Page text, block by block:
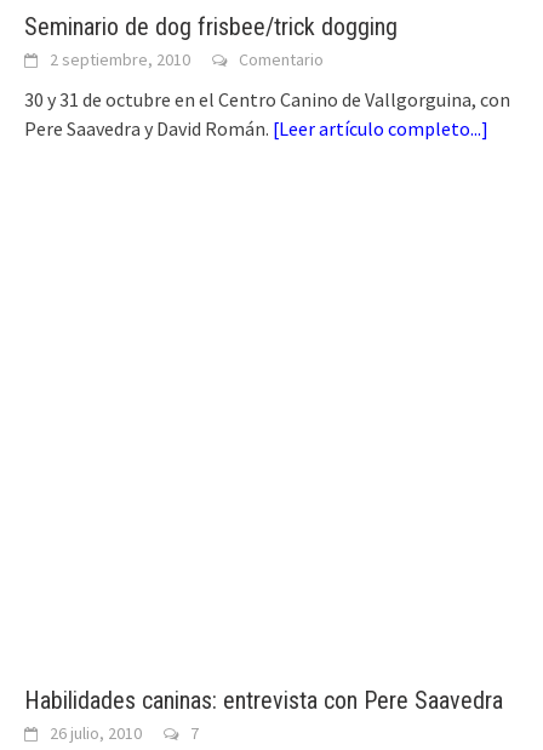
Seminario de dog frisbee/trick dogging
2 septiembre, 2010 Comentario
30 y 31 de octubre en el Centro Canino de Vallgorguina, con
Pere Saavedra y David Román. [Leer artículo completo...]
Habilidades caninas: entrevista con Pere Saavedra
26 julio, 2010 7